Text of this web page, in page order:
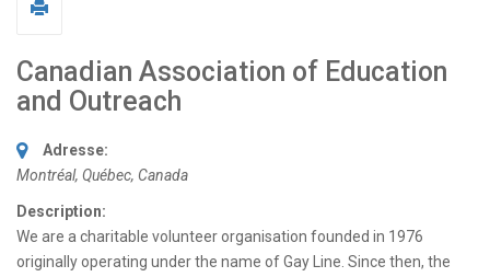
Canadian Association of Education
and Outreach
Adresse:
Montréal, Québec, Canada
Description:
We are a charitable volunteer organisation founded in 1976
originally operating under the name of Gay Line. Since then, the